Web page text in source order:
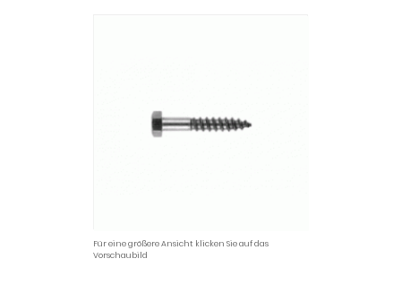
Für eine größere Ansicht klicken Sie auf das
Vorschaubild